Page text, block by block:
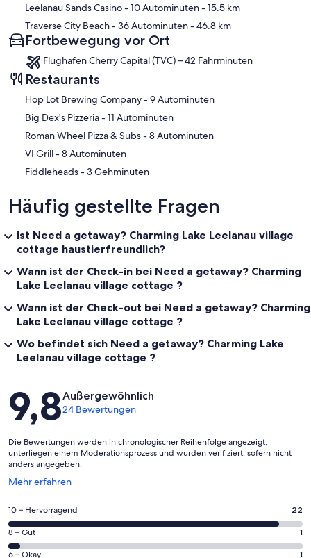
Leelanau Sands Casino- 10 Autominuten- 15.5 km
Traverse City Beach- 36 Autominuten- 46.8 km
Fortbewegung vor Ort
Flughafen Cherry Capital (TVC) – 42 Fahrminuten
Restaurants
‪Hop Lot Brewing Company - ‬9 Autominuten
‪Big Dex's Pizzeria - ‬11 Autominuten
‪Roman Wheel Pizza & Subs - ‬8 Autominuten
‪VI Grill - ‬8 Autominuten
‪Fiddleheads - ‬3 Gehminuten
Häufig gestellte Fragen
Ist Need a getaway? Charming Lake Leelanau village
cottage haustierfreundlich?
Wann ist der Check-in bei Need a getaway? Charming
Lake Leelanau village cottage ?
Wann ist der Check-out bei Need a getaway? Charming
Lake Leelanau village cottage ?
Wo befindet sich Need a getaway? Charming Lake
Leelanau village cottage ?
Bewertungen
9,8Außergewöhnlich
24 Bewertungen
Die Bewertungen werden in chronologischer Reihenfolge angezeigt,
unterliegen einem Moderationsprozess und wurden verifiziert, sofern nicht
anders angegeben.
Mehr erfahren
Wird
einem
neuen
Fenster
geöffnet
22
von
insgesamt
24
10 – Hervorragend 22
1
von
8 – Gut 1
6 – Okay 1